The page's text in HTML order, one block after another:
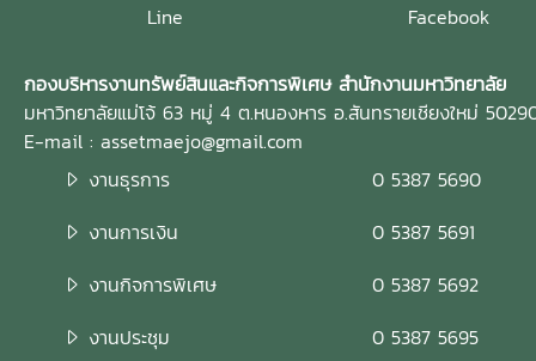
Line Facebook
กองบริหารงานทรัพย์สินและกิจการพิเศษ สำนักงานมหาวิทยาลัย
มหาวิทยาลัยแม่โจ้ 63 หมู่ 4 ต.หนองหาร อ.สันทรายเชียงใหม่
E-mail : assetmaejo@gmail.com
งานธุรการ
0 5387 5690
งานการเงิน
0 5387 5691
งานกิจการพิเศษ
0 5387 5692
งานประชุม
0 5387 5695